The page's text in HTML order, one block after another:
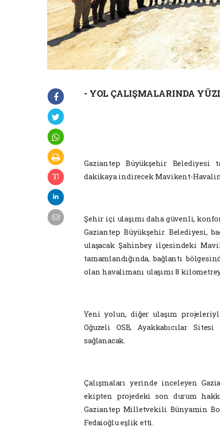
- YOL ÇALIŞMALARINDA
Gaziantep Büyükşehir Belediyesi
dakikaya indirecek Mavikent-
Şehir içi ulaşımı daha güvenli,
Gaziantep Büyükşehir Belediyesi,
ulaşacak Şahinbey ilçesindeki
tamamlandığında, bağlantı
olan havalimanı ulaşımı 8
Yeni yolun, diğer ulaşım
Oğuzeli OSB, Ayakkabıcılar
sağlanacak.
Çalışmaları yerinde inceleyen
ekipten projedeki son durum
Gaziantep Milletvekili Bünyamin
Fedaioğlu eşlik etti.